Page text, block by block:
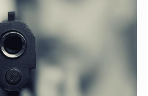
TEAM
SCIENTIFICO
COLLABORA CON NOI